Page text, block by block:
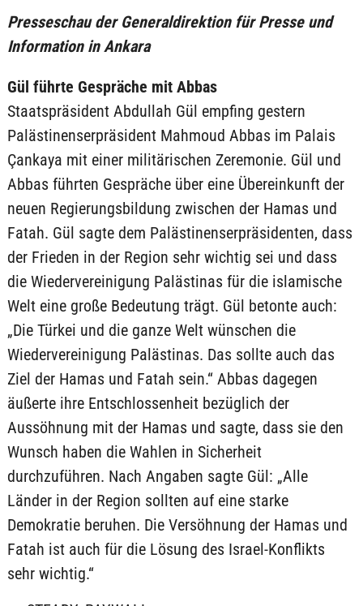
Presseschau der Generaldirektion für Presse und
Information in Ankara
Gül führte Gespräche mit Abbas
Staatspräsident Abdullah Gül empfing gestern
Palästinenserpräsident Mahmoud Abbas im Palais
Çankaya mit einer militärischen Zeremonie. Gül und
Abbas führten Gespräche über eine Übereinkunft der
neuen Regierungsbildung zwischen der Hamas und
Fatah. Gül sagte dem Palästinenserpräsidenten, dass
der Frieden in der Region sehr wichtig sei und dass
die Wiedervereinigung Palästinas für die islamische
Welt eine große Bedeutung trägt. Gül betonte auch:
„Die Türkei und die ganze Welt wünschen die
Wiedervereinigung Palästinas. Das sollte auch das
Ziel der Hamas und Fatah sein.“ Abbas dagegen
äußerte ihre Entschlossenheit bezüglich der
Aussöhnung mit der Hamas und sagte, dass sie den
Wunsch haben die Wahlen in Sicherheit
durchzuführen. Nach Angaben sagte Gül: „Alle
Länder in der Region sollten auf eine starke
Demokratie beruhen. Die Versöhnung der Hamas und
Fatah ist auch für die Lösung des Israel-Konflikts
sehr wichtig.“